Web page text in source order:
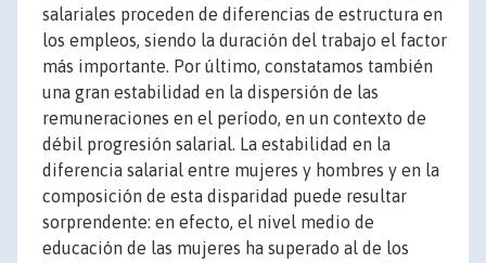
salariales proceden de diferencias de estructura en
los empleos, siendo la duración del trabajo el factor
más importante. Por último, constatamos también
una gran estabilidad en la dispersión de las
remuneraciones en el período, en un contexto de
débil progresión salarial. La estabilidad en la
diferencia salarial entre mujeres y hombres y en la
composición de esta disparidad puede resultar
sorprendente: en efecto, el nivel medio de
educación de las mujeres ha superado al de los